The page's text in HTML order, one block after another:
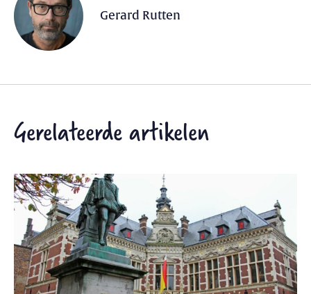
Gerard Rutten
Gerelateerde artikelen